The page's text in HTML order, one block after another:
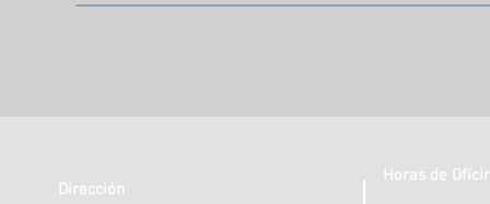
Dirección
Horas de